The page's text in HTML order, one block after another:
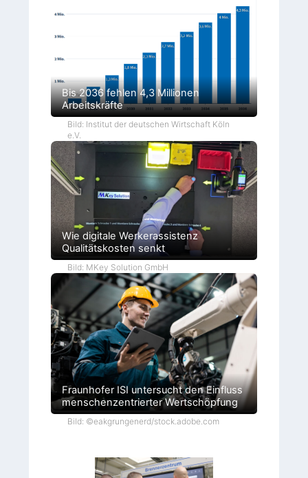
Bis 2036 fehlen 4,3 Millionen
Arbeitskräfte
Bild: Institut der deutschen Wirtschaft Köln
e.V.
Wie digitale Werkerassistenz
Qualitätskosten senkt
Bild: MKey Solution GmbH
Fraunhofer ISI untersucht den Einfluss
menschenzentrierter Wertschöpfung
Bild: ©eakgrungenerd/stock.adobe.com